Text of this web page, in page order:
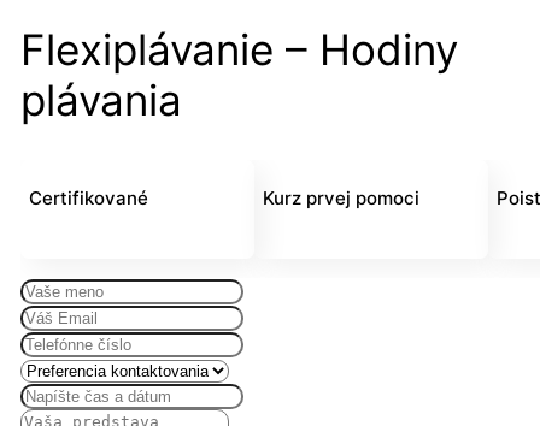
Flexiplávanie – Hodiny
plávania
Certifikované Kurz prvej pomoci